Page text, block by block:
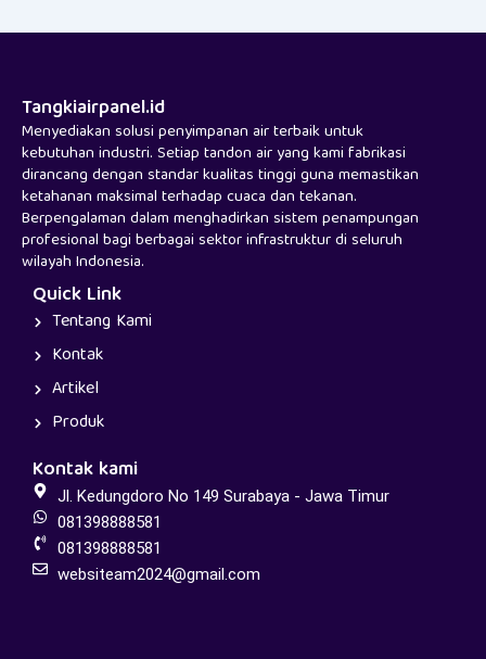
Tangkiairpanel.id
Menyediakan solusi penyimpanan air terbaik untuk
kebutuhan industri. Setiap tandon air yang kami fabrikasi
dirancang dengan standar kualitas tinggi guna memastikan
ketahanan maksimal terhadap cuaca dan tekanan.
Berpengalaman dalam menghadirkan sistem penampungan
profesional bagi berbagai sektor infrastruktur di seluruh
wilayah Indonesia.
Quick Link
Tentang Kami
Kontak
Artikel
Produk
Kontak kami
Jl. Kedungdoro No 149 Surabaya - Jawa Timur
081398888581
081398888581
websiteam2024@gmail.com